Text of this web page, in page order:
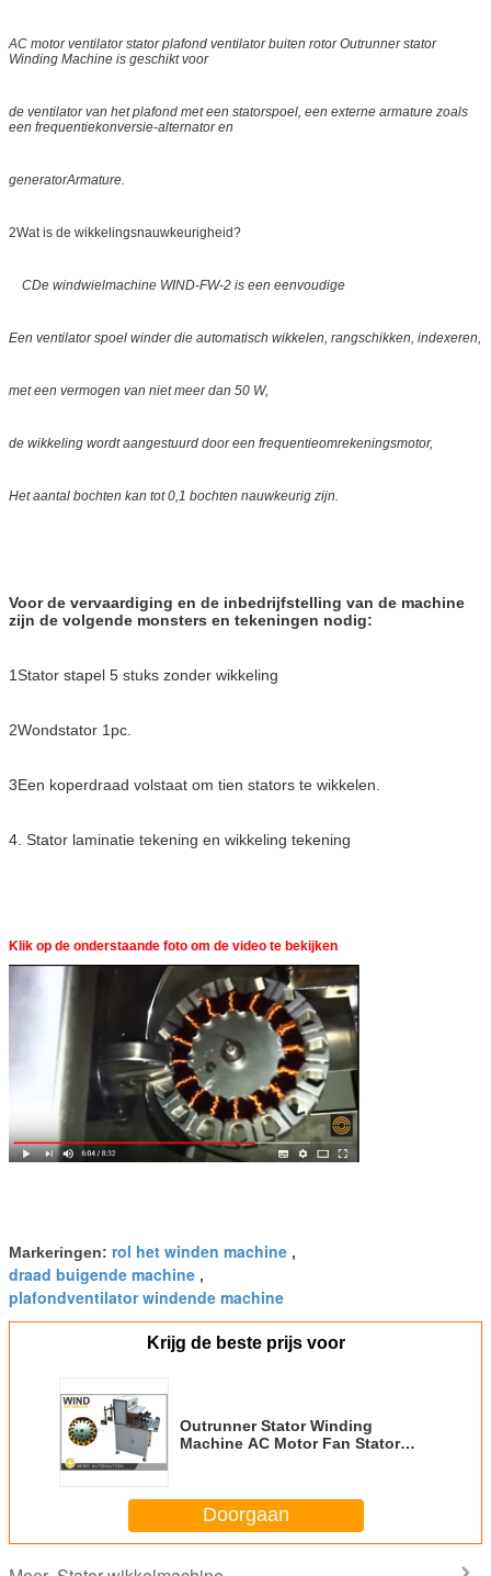
AC motor ventilator stator plafond ventilator buiten rotor Outrunner stator
Winding Machine is geschikt voor
de ventilator van het plafond met een statorspoel, een externe armature zoals
een frequentiekonversie-alternator en
generatorArmature.
2Wat is de wikkelingsnauwkeurigheid?
CDe windwielmachine WIND-FW-2 is een eenvoudige
Een ventilator spoel winder die automatisch wikkelen, rangschikken, indexeren,
met een vermogen van niet meer dan 50 W,
de wikkeling wordt aangestuurd door een frequentieomrekeningsmotor,
Het aantal bochten kan tot 0,1 bochten nauwkeurig zijn.
Voor de vervaardiging en de inbedrijfstelling van de machine
zijn de volgende monsters en tekeningen nodig:
1Stator stapel 5 stuks zonder wikkeling
2Wondstator 1pc.
3Een koperdraad volstaat om tien stators te wikkelen.
4. Stator laminatie tekening en wikkeling tekening
Klik op de onderstaande foto om de video te bekijken
Markeringen: rol het winden machine ,
draad buigende machine ,
plafondventilator windende machine
Krijg de beste prijs voor
Outrunner Stator Winding
Machine AC Motor Fan Stator
Doorgaan